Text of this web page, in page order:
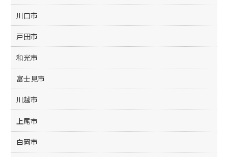
川口市
戸田市
和光市
富士見市
川越市
上尾市
白岡市